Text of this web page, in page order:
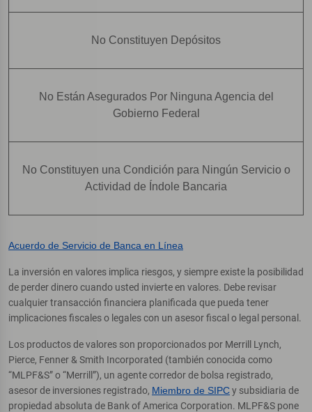
No Constituyen Depósitos
No Están Asegurados Por Ninguna Agencia del
Gobierno Federal
No Constituyen una Condición para Ningún Servicio o
Actividad de Índole Bancaria
Acuerdo de Servicio de Banca en Línea
La inversión en valores implica riesgos, y siempre existe la posibilidad
de perder dinero cuando usted invierte en valores. Debe revisar
cualquier transacción financiera planificada que pueda tener
implicaciones fiscales o legales con un asesor fiscal o legal personal.
Los productos de valores son proporcionados por Merrill Lynch,
Pierce, Fenner & Smith Incorporated (también conocida como
“MLPF&S” o “Merrill”), un agente corredor de bolsa registrado,
asesor de inversiones registrado, Miembro de SIPCy subsidiaria de
propiedad absoluta de Bank of America Corporation. MLPF&S pone